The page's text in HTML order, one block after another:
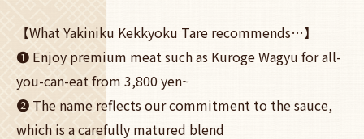
【What Yakiniku Kekkyoku Tare recommends…】
❶ Enjoy premium meat such as Kuroge Wagyu for all-
you-can-eat from 3,800 yen~
❷ The name reflects our commitment to the sauce,
which is a carefully matured blend